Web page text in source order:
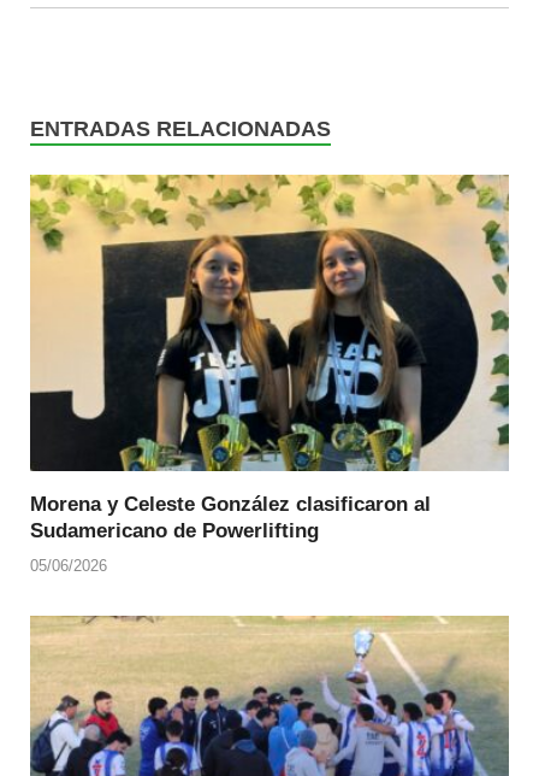
ENTRADAS RELACIONADAS
Morena y Celeste González clasificaron al
Sudamericano de Powerlifting
05/06/2026